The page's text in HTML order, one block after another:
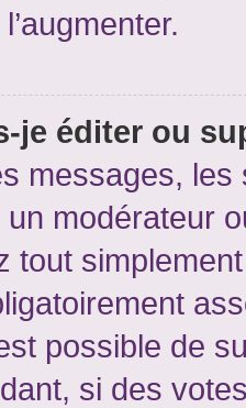
je éditer ou
messages,
modérateur
tout
possible de
si des